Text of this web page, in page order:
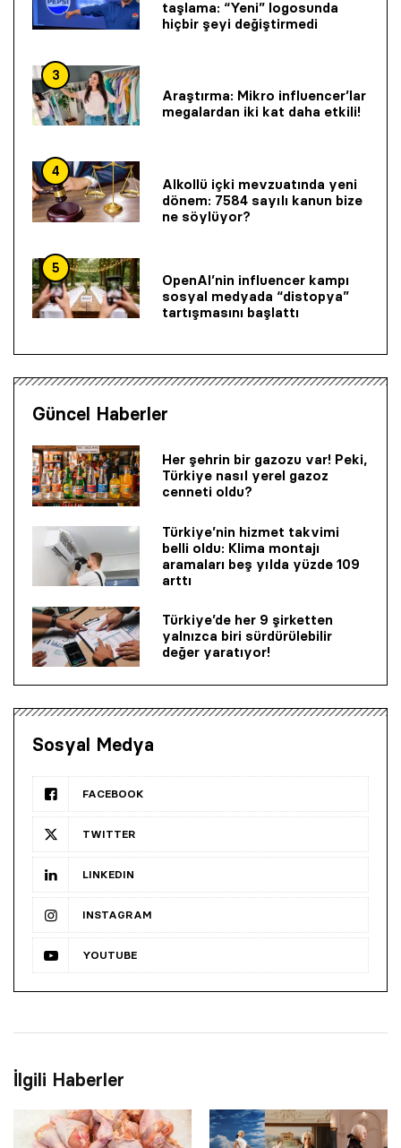
taşlama: “Yeni” logosunda
hiçbir şeyi değiştirmedi
3
Araştırma: Mikro influencer’lar
megalardan iki kat daha etkili!
4
Alkollü içki mevzuatında yeni
dönem: 7584 sayılı kanun bize
ne söylüyor?
5
OpenAI’nin influencer kampı
sosyal medyada “distopya”
tartışmasını başlattı
Güncel Haberler
Her şehrin bir gazozu var! Peki,
Türkiye nasıl yerel gazoz
cenneti oldu?
Türkiye’nin hizmet takvimi
belli oldu: Klima montajı
aramaları beş yılda yüzde 109
arttı
Türkiye’de her 9 şirketten
yalnızca biri sürdürülebilir
değer yaratıyor!
Sosyal Medya
FACEBOOK
TWITTER
LINKEDIN
INSTAGRAM
YOUTUBE
İlgili Haberler